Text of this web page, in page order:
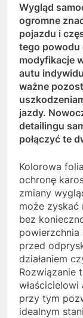
Wygląd
ogromne
pojazdu i
tego powodu
modyfikacje
autu
ważne
jazdy.
detailingu
połączyć te
Kolorowa
ochronę
zmiany
może zyskać
bez
powierzchnia
przed
działaniem
Rozwiązanie
przy tym
idealnym